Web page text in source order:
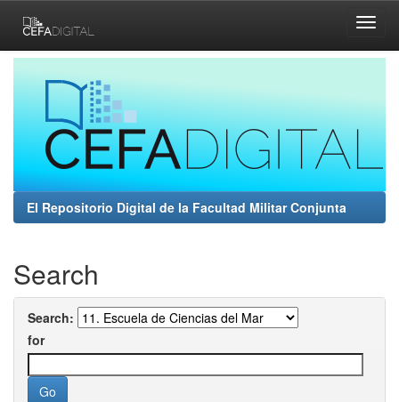
navigation
El Repositorio Digital de la Facultad Militar Conjunta
Search
Search:
for